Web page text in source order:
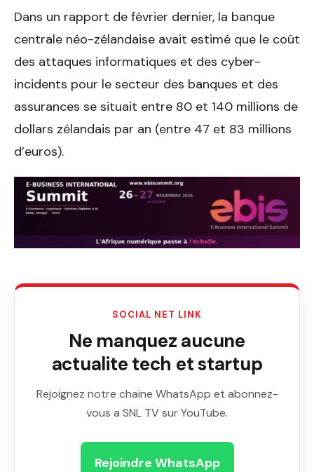
Dans un rapport de février dernier, la banque
centrale néo-zélandaise avait estimé que le coût
des attaques informatiques et des cyber-
incidents pour le secteur des banques et des
assurances se situait entre 80 et 140 millions de
dollars zélandais par an (entre 47 et 83 millions
d’euros).
SOCIAL NET LINK
Ne manquez aucune
actualite tech et startup
Rejoignez notre chaine WhatsApp et abonnez-
vous a SNL TV sur YouTube.
Rejoindre WhatsApp